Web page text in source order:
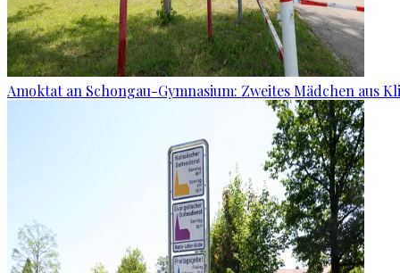
Amoktat an Schongau-Gymnasium: Zweites Mädchen aus